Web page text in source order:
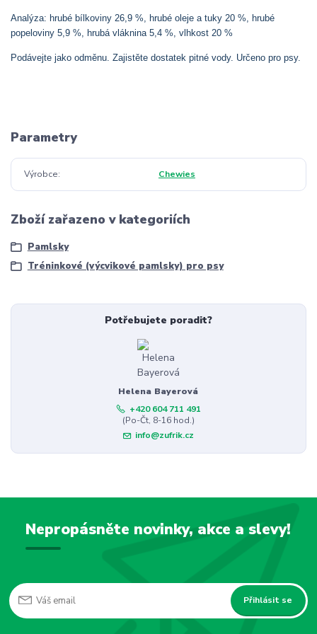
Analýza: hrubé bílkoviny 26,9 %, hrubé oleje a tuky 20 %, hrubé
popeloviny 5,9 %, hrubá vláknina 5,4 %, vlhkost 20 %
Podávejte jako odměnu. Zajistěte dostatek pitné vody. Určeno pro psy.
Parametry
Výrobce Chewies
Zboží zařazeno v kategoriích
Pamlsky
Tréninkové (výcvikové pamlsky) pro psy
Potřebujete poradit?
Helena Bayerová
+420 604 711 491
(Po-Čt, 8-16 hod.)
info@zufrik.cz
Nepropásněte novinky, akce a slevy!
Přihlásit se